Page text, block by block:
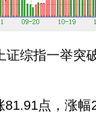
综指一举突
点，涨幅